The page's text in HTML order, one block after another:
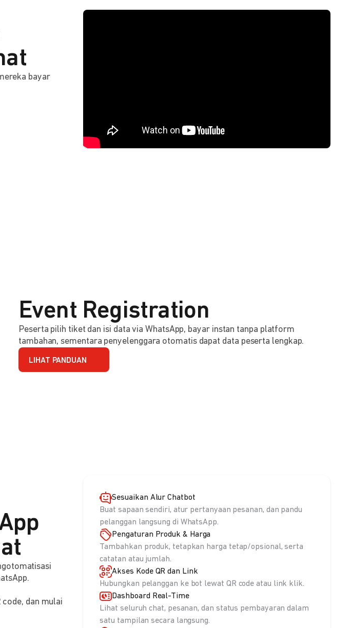
bayar
Event Registration
Peserta pilih tiket dan isi data via WhatsApp, bayar instan tanpa platform
tambahan, sementara penyelenggara otomatis dapat data peserta lengkap.
LIHAT PANDUAN
dan mulai
Sesuaikan Alur Chatbot
Buat sapaan sendiri, atur pertanyaan pesanan, dan pandu
pelanggan langsung di WhatsApp.
Pengaturan Produk & Harga
Tambahkan produk, tetapkan harga tetap/opsional, serta
catatan atau jumlah.
Akses Kode QR dan Link
Hubungkan pelanggan ke bot lewat QR code atau link klik.
Dashboard Real-Time
Lihat seluruh chat, pesanan, dan status pembayaran dalam
satu tampilan secara langsung.